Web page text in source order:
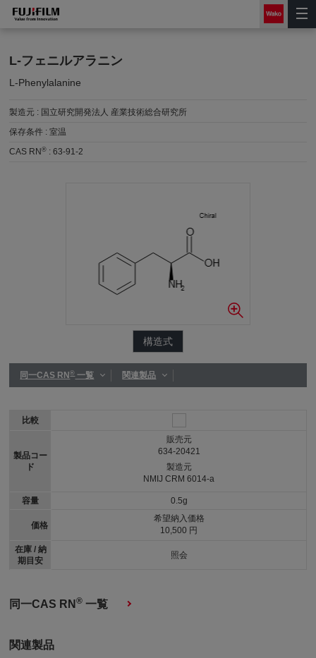
L-フェニルアラニン
L-Phenylalanine
製造元 : 国立研究開発法人 産業技術総合研究所
保存条件 :室温
CAS RN® :63-91-2
構造式
同一CAS RN®一覧 関連製品
比較
製品コー
ド
容量
価格
在庫 / 納
期目安
販売元
634-20421
製造元
NMIJ CRM 6014-a
0.5g
希望納入価格
10,500 円
照会
同一CAS RN® 一覧
関連製品